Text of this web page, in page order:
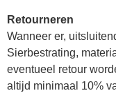
Retourneren
Wanneer er,
Sierbestrating,
eventueel retour
altijd minimaal 10%